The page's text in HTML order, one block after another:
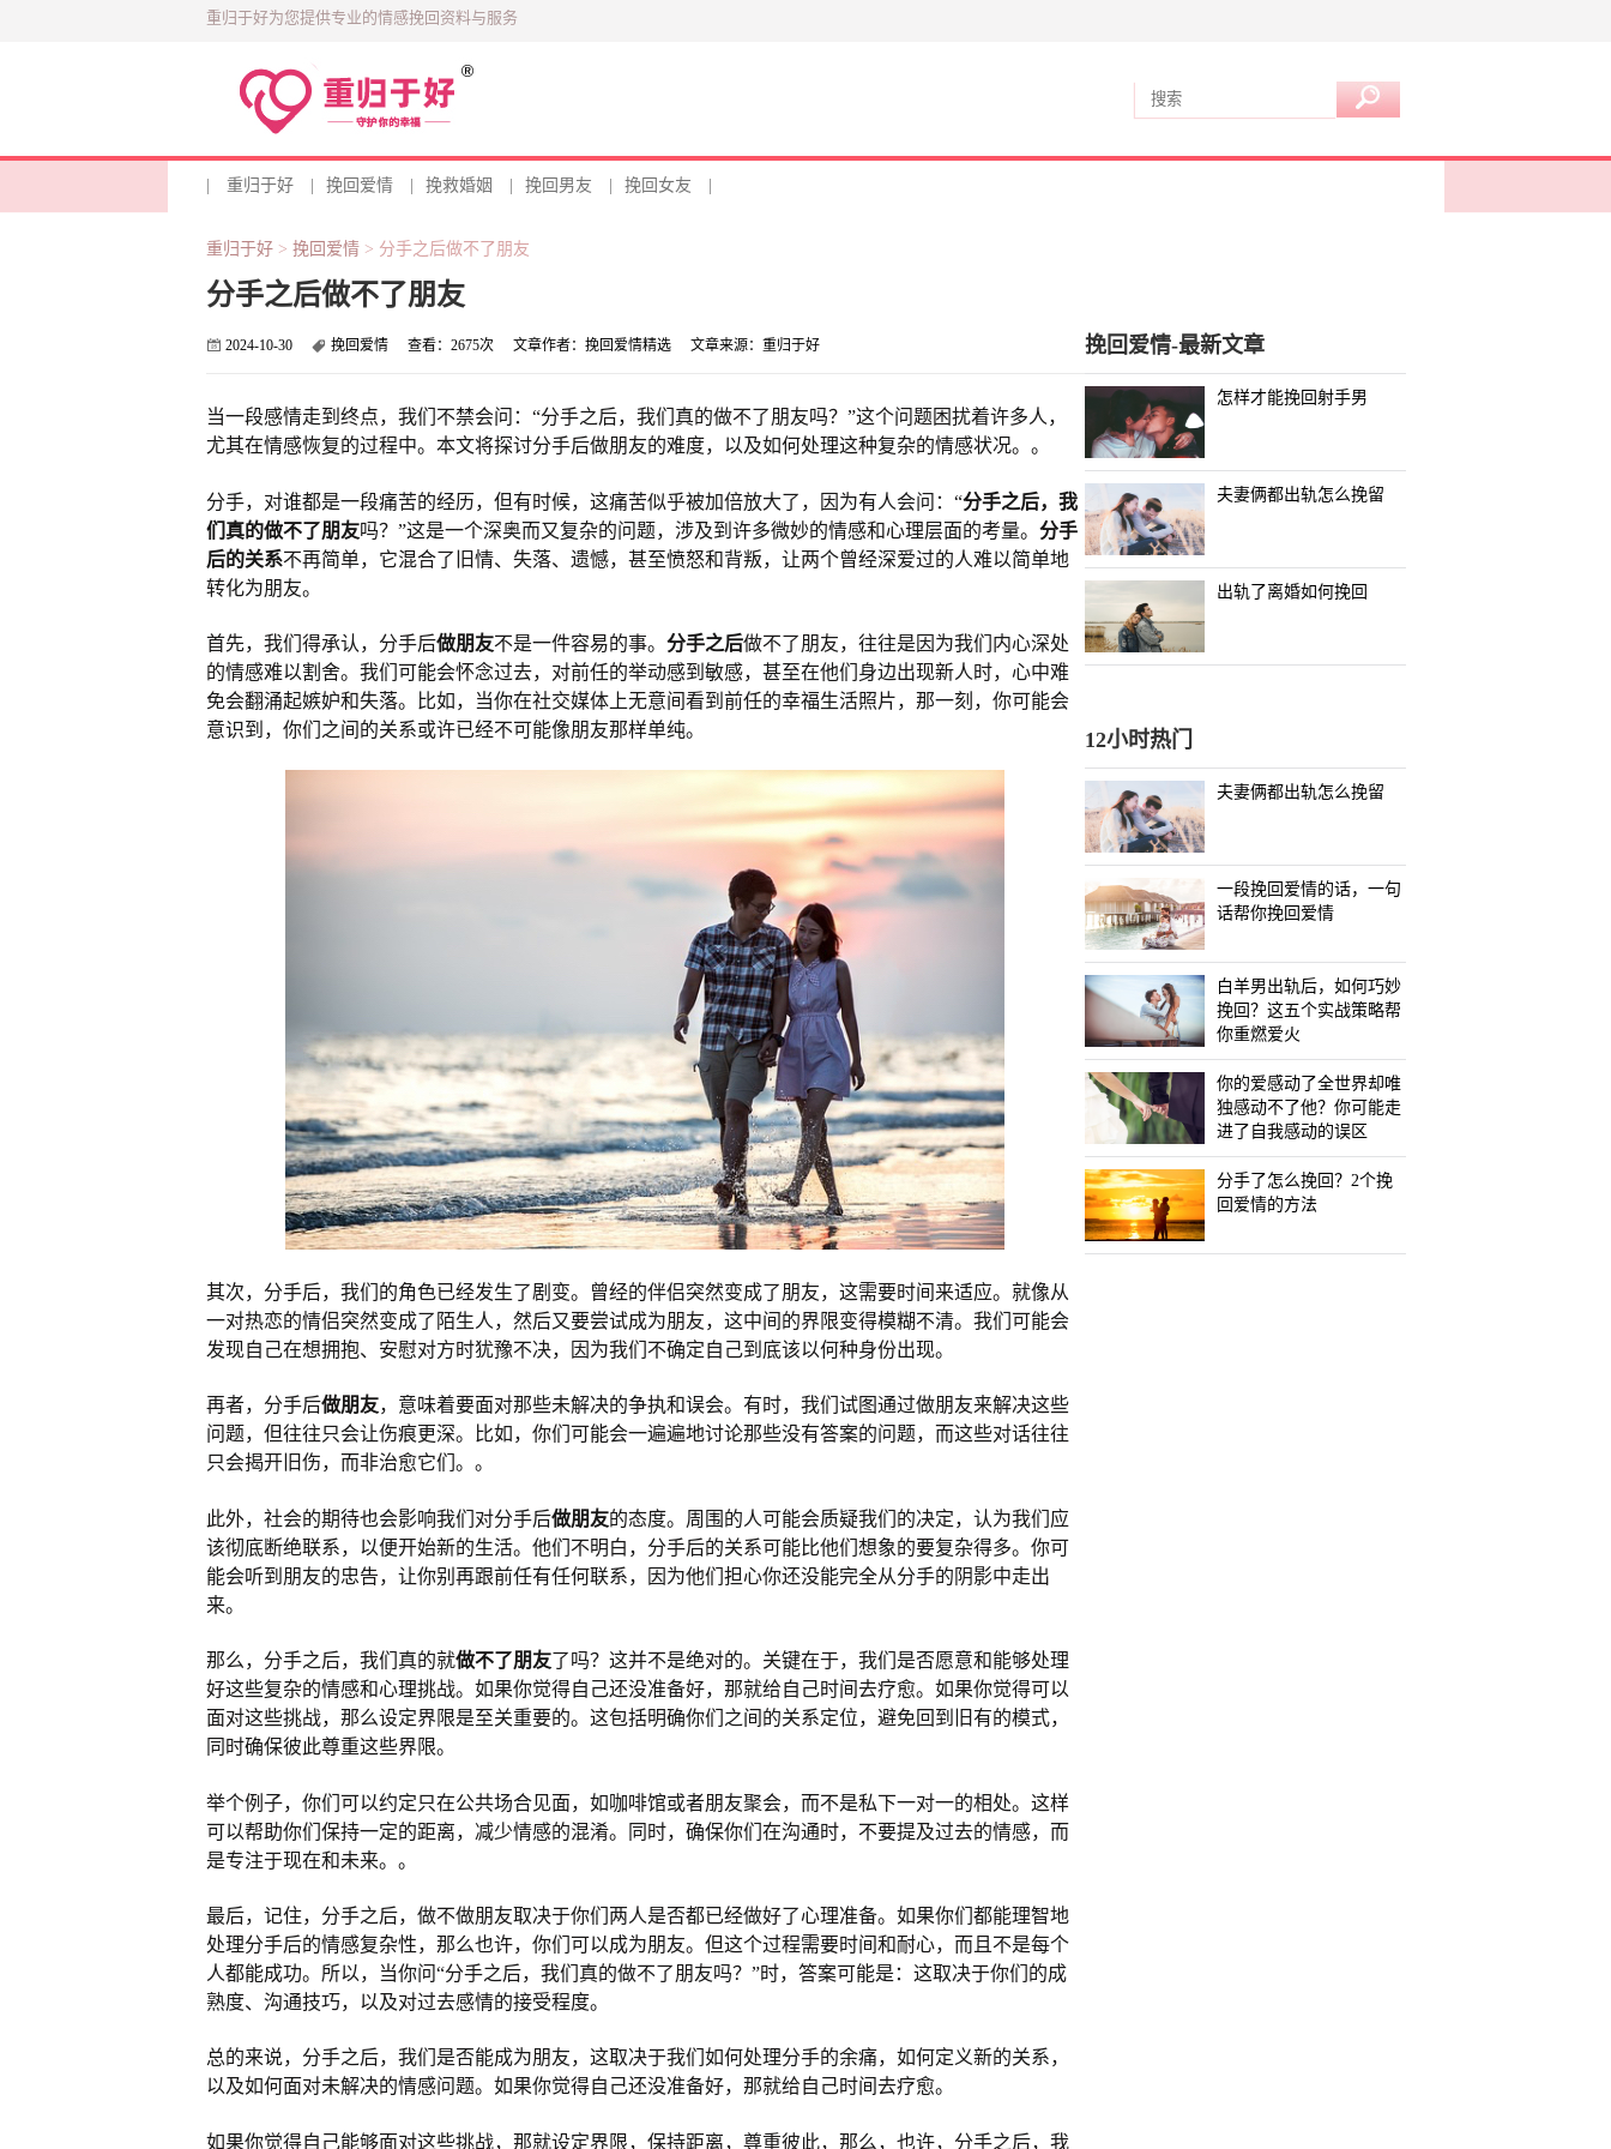
重归于好为您提供专业的情感挽回资料与服务
重归于好 挽回爱情 挽救婚姻 挽回男友 挽回女友
重归于好> 挽回爱情> 分手之后做不了朋友
分手之后做不了朋友
2024-10-30 挽回爱情 查看： 2675次 文章作者： 挽回爱情精选 文章来源： 重归于好
当一段感情走到终点，我们不禁会问：“分手之后，我们真的做不了朋友吗？”这个问题困扰着许多人，
尤其在情感恢复的过程中。本文将探讨分手后做朋友的难度，以及如何处理这种复杂的情感状况。。
分手，对谁都是一段痛苦的经历，但有时候，这痛苦似乎被加倍放大了，因为有人会问：“分手之后，我
们真的做不了朋友吗？”这是一个深奥而又复杂的问题，涉及到许多微妙的情感和心理层面的考量。 分手
后的关系不再简单，它混合了旧情、失落、遗憾，甚至愤怒和背叛，让两个曾经深爱过的人难以简单地
转化为朋友。
首先，我们得承认，分手后做朋友不是一件容易的事。 分手之后做不了朋友，往往是因为我们内心深处
的情感难以割舍。我们可能会怀念过去，对前任的举动感到敏感，甚至在他们身边出现新人时，心中难
免会翻涌起嫉妒和失落。比如，当你在社交媒体上无意间看到前任的幸福生活照片，那一刻，你可能会
意识到，你们之间的关系或许已经不可能像朋友那样单纯。
其次，分手后，我们的角色已经发生了剧变。曾经的伴侣突然变成了朋友，这需要时间来适应。就像从
一对热恋的情侣突然变成了陌生人，然后又要尝试成为朋友，这中间的界限变得模糊不清。我们可能会
发现自己在想拥抱、安慰对方时犹豫不决，因为我们不确定自己到底该以何种身份出现。
再者，分手后做朋友，意味着要面对那些未解决的争执和误会。有时，我们试图通过做朋友来解决这些
问题，但往往只会让伤痕更深。比如，你们可能会一遍遍地讨论那些没有答案的问题，而这些对话往往
只会揭开旧伤，而非治愈它们。。
此外，社会的期待也会影响我们对分手后做朋友的态度。周围的人可能会质疑我们的决定，认为我们应
该彻底断绝联系，以便开始新的生活。他们不明白，分手后的关系可能比他们想象的要复杂得多。你可
能会听到朋友的忠告，让你别再跟前任有任何联系，因为他们担心你还没能完全从分手的阴影中走出
来。
那么，分手之后，我们真的就做不了朋友了吗？这并不是绝对的。关键在于，我们是否愿意和能够处理
好这些复杂的情感和心理挑战。如果你觉得自己还没准备好，那就给自己时间去疗愈。如果你觉得可以
面对这些挑战，那么设定界限是至关重要的。这包括明确你们之间的关系定位，避免回到旧有的模式，
同时确保彼此尊重这些界限。
举个例子，你们可以约定只在公共场合见面，如咖啡馆或者朋友聚会，而不是私下一对一的相处。这样
可以帮助你们保持一定的距离，减少情感的混淆。同时，确保你们在沟通时，不要提及过去的情感，而
是专注于现在和未来。。
最后，记住，分手之后，做不做朋友取决于你们两人是否都已经做好了心理准备。如果你们都能理智地
处理分手后的情感复杂性，那么也许，你们可以成为朋友。但这个过程需要时间和耐心，而且不是每个
人都能成功。所以，当你问“分手之后，我们真的做不了朋友吗？”时，答案可能是：这取决于你们的成
熟度、沟通技巧，以及对过去感情的接受程度。
总的来说，分手之后，我们是否能成为朋友，这取决于我们如何处理分手的余痛，如何定义新的关系，
以及如何面对未解决的情感问题。如果你觉得自己还没准备好，那就给自己时间去疗愈。
如果你觉得自己能够面对这些挑战，那就设定界限，保持距离，尊重彼此，那么，也许，分手之后，我
挽回爱情-最新文章
怎样才能挽回射手男
夫妻俩都出轨怎么挽留
出轨了离婚如何挽回
12小时热门
夫妻俩都出轨怎么挽留
一段挽回爱情的话，一句
话帮你挽回爱情
白羊男出轨后，如何巧妙
挽回？这五个实战策略帮
你重燃爱火
你的爱感动了全世界却唯
独感动不了他？你可能走
进了自我感动的误区
分手了怎么挽回？2个挽
回爱情的方法